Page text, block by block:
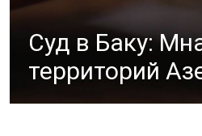
Суд в Баку:
территорий